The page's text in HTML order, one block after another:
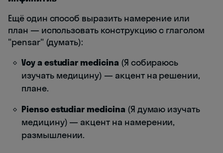
Ещё один способ выразить намерение или
план — использовать конструкцию с глаголом
"pensar" (думать):
Voy a estudiar medicina (Я собираюсь
изучать медицину) — акцент на решении,
плане.
Pienso estudiar medicina (Я думаю изучать
медицину) — акцент на намерении,
размышлении.